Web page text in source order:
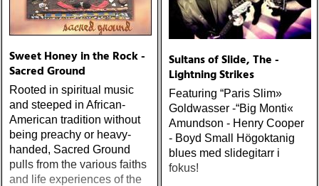
Sweet Honey in the Rock -
Sacred Ground
Rooted in spiritual music
and steeped in African-
American tradition without
being preachy or heavy-
handed, Sacred Ground
pulls from the various faiths
and life experiences of the
Sultans of Slide, The -
Lightning Strikes
Featuring “Paris Slim»
Goldwasser -“Big Monti«
Amundson - Henry Cooper
- Boyd Small Högoktanig
blues med slidegitarr i
fokus!